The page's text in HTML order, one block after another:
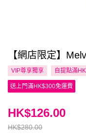
【網店限定】
VIP尊享獨享 自提點滿
送上門滿HK$300免運費
HK$280.00
HK$126.00